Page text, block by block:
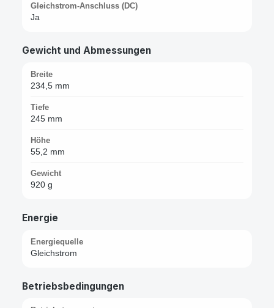
Gleichstrom-Anschluss (DC)
Ja
Gewicht und Abmessungen
Breite
234,5 mm
Tiefe
245 mm
Höhe
55,2 mm
Gewicht
920 g
Energie
Energiequelle
Gleichstrom
Betriebsbedingungen